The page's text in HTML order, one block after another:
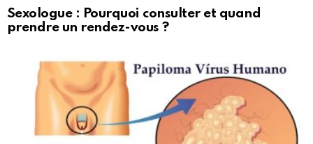
Sexologue : Pourquoi consulter et quand
prendre un rendez-vous ?